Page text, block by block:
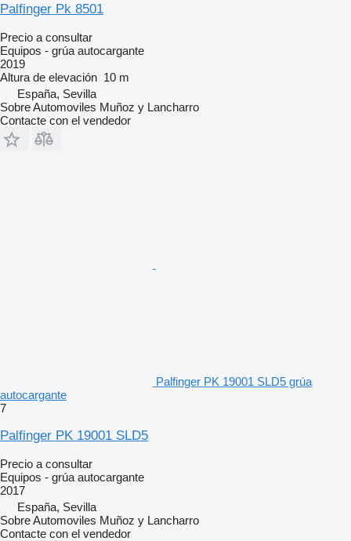
Palfinger Pk 8501
Precio a consultar
Equipos - grúa autocargante
2019
Altura de elevación 10 m
España, Sevilla
Sobre Automoviles Muñoz y Lancharro
Contacte con el vendedor
Palfinger PK 19001 SLD5 grúa
autocargante
7
Palfinger PK 19001 SLD5
Precio a consultar
Equipos - grúa autocargante
2017
España, Sevilla
Sobre Automoviles Muñoz y Lancharro
Contacte con el vendedor